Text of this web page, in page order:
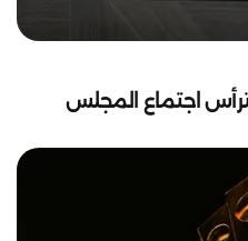
اجتماع المجلس